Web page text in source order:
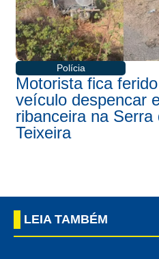
Polícia
Motorista fica
veículo despencar
ribanceira na Serra
Teixeira
LEIA TAMBÉM